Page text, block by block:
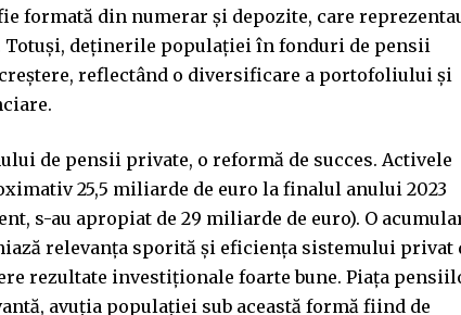
formată din numerar și depozite, care
deținerile populației în fonduri de pensii
reflectând o diversificare a portofoliului și
de pensii private, o reformă de succes. Activele
25,5 miliarde de euro la finalul anului 2023
s-au apropiat de 29 miliarde de euro). O
relevanța sporită și eficiența sistemului privat
rezultate investiționale foarte bune. Piața
avuția populației sub această formă fiind de